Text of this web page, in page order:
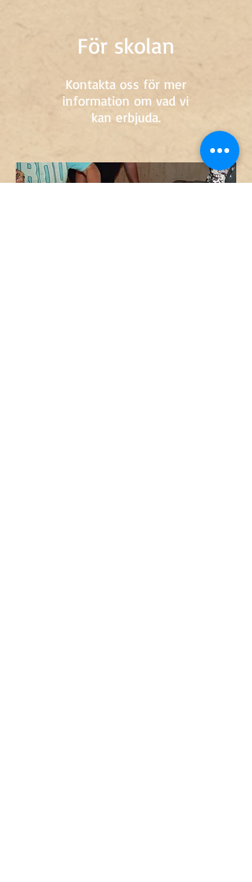
För skolan
Kontakta oss för mer
information om vad vi
kan erbjuda.